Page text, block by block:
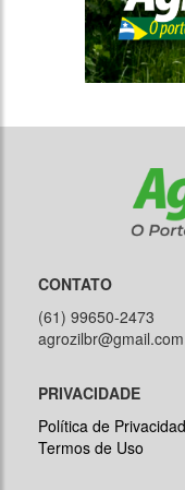
CONTATO
(61) 99650-2473
PRIVACIDADE
Política de Privacidade